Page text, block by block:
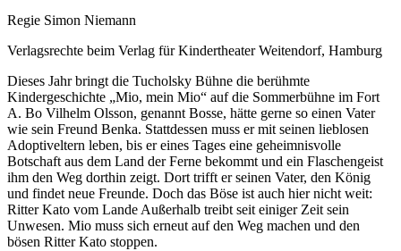
Regie Simon Niemann
Verlagsrechte beim Verlag für Kindertheater Weitendorf, Hamburg
Dieses Jahr bringt die Tucholsky Bühne die berühmte
Kindergeschichte „Mio, mein Mio“ auf die Sommerbühne im Fort
A. Bo Vilhelm Olsson, genannt Bosse, hätte gerne so einen Vater
wie sein Freund Benka. Stattdessen muss er mit seinen lieblosen
Adoptiveltern leben, bis er eines Tages eine geheimnisvolle
Botschaft aus dem Land der Ferne bekommt und ein Flaschengeist
ihm den Weg dorthin zeigt. Dort trifft er seinen Vater, den König
und findet neue Freunde. Doch das Böse ist auch hier nicht weit:
Ritter Kato vom Lande Außerhalb treibt seit einiger Zeit sein
Unwesen. Mio muss sich erneut auf den Weg machen und den
bösen Ritter Kato stoppen.